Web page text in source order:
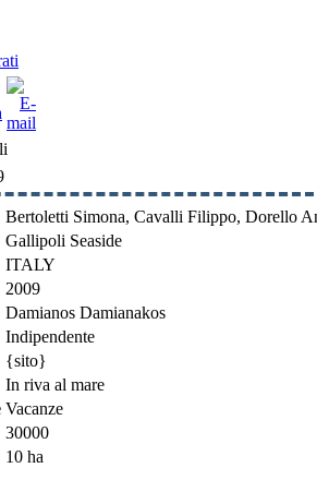
Bertoletti Simona, Cavalli Filippo, Dorello
Gallipoli Seaside
ITALY
2009
Damianos Damianakos
Indipendente
{sito}
In riva al mare
Vacanze
30000
10 ha